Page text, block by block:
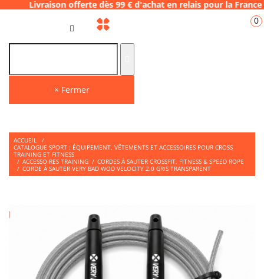
offerte dès 99 € d'achat en relais pour
× Fermer
0
ACCUEIL
/
CATALOGUE SPORT : ÉQUIPEMENT, VÊTEMENTS ET ACCESSOIRES POUR CROSS
TRAINING ET FITNESS
/ ACCESSOIRES TRAINING / CORDES À SAUTER CROSSFIT, FITNESS & SPEED ROPE
/ CORDE À SAUTER VERY BAD WOD VELOCITY 2.0 GRIS TRANSPARENT